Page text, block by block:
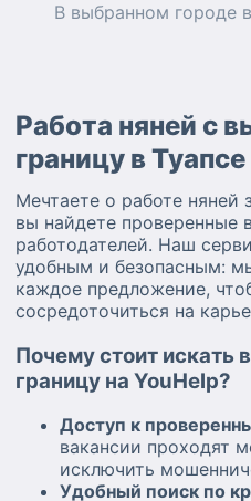
В выбранном городе
Работа няней с
границу в Туапсе
Мечтаете о работе няней
вы найдете проверенные
работодателей. Наш
удобным и безопасным:
каждое предложение,
сосредоточиться на
Почему стоит искать
границу на YouHelp?
Доступ к
вакансии проходят
исключить
Удобный поиск по